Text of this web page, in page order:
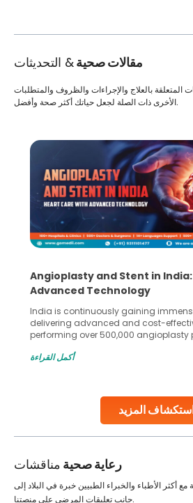
مقالات صحية& التحديثات
المزيد
بالعلاج والإجراءات والظروف والمتطلبات
الأخرى ذات الصلة لجعل حياتك أكثر صحة وأفضل.
Angioplasty and Stent in
Advanced Technology
India is continuously gaining
delivering advanced and cost-
performing over 500,000
globe are searching for treatments
Studies, such as one published
أكمل القراءة
رعاية صحية مناقشات
أكثر الأطباء والخبراء الطبيين خبرة في البلاد إلى
جانب تعليقات المرضى على منصتنا.